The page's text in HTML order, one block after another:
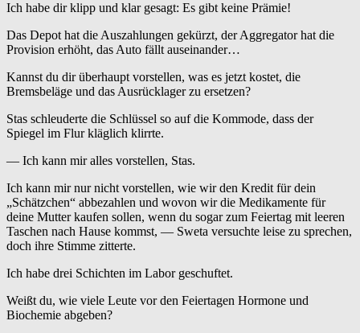
Ich habe dir klipp und klar gesagt: Es gibt keine Prämie!
Das Depot hat die Auszahlungen gekürzt, der Aggregator hat die
Provision erhöht, das Auto fällt auseinander…
Kannst du dir überhaupt vorstellen, was es jetzt kostet, die
Bremsbeläge und das Ausrücklager zu ersetzen?
Stas schleuderte die Schlüssel so auf die Kommode, dass der
Spiegel im Flur kläglich klirrte.
— Ich kann mir alles vorstellen, Stas.
Ich kann mir nur nicht vorstellen, wie wir den Kredit für dein
„Schätzchen“ abbezahlen und wovon wir die Medikamente für
deine Mutter kaufen sollen, wenn du sogar zum Feiertag mit leeren
Taschen nach Hause kommst, — Sweta versuchte leise zu sprechen,
doch ihre Stimme zitterte.
Ich habe drei Schichten im Labor geschuftet.
Weißt du, wie viele Leute vor den Feiertagen Hormone und
Biochemie abgeben?